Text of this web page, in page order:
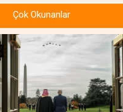
Afrika'daki petrol
üreticilerine yaradı
Pentagon silah şirketlerine
BATI YARIM KÜRE 09 Ağustos 2026
Türkiye'nin stoklarındaki 70
Çok Okunanlar